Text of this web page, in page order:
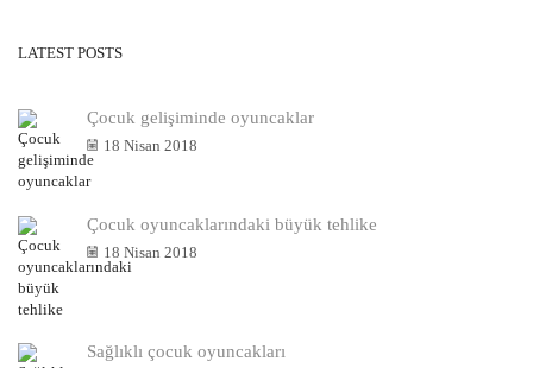
LATEST POSTS
Çocuk gelişiminde oyuncaklar
18 Nisan 2018
Çocuk oyuncaklarındaki büyük tehlike
18 Nisan 2018
Sağlıklı çocuk oyuncakları